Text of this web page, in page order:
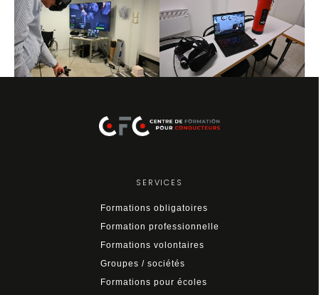
SERVICES
Formations obligatoires
Formation professionnelle
Formations volontaires
Groupes / sociétés
Formations pour écoles